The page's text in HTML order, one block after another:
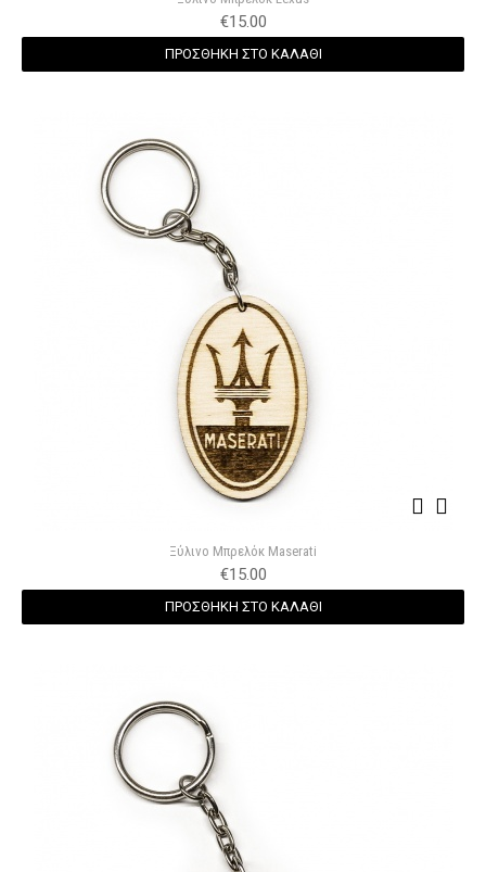
€15.00
ΠΡΟΣΘΗΚΗ ΣΤΟ ΚΑΛΑΘΙ
Ξύλινο Μπρελόκ Maserati
€15.00
ΠΡΟΣΘΗΚΗ ΣΤΟ ΚΑΛΑΘΙ